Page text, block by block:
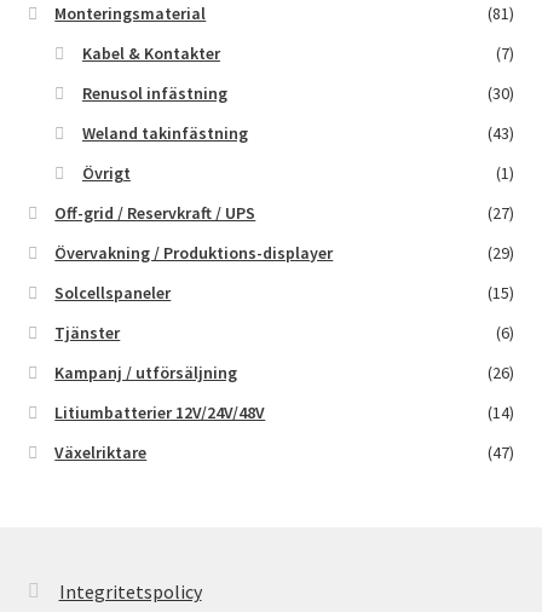
Monteringsmaterial
(81)
Kabel & Kontakter
(7)
Renusol infästning
(30)
Weland takinfästning
(43)
Övrigt
(1)
Off-grid / Reservkraft / UPS
(27)
Övervakning / Produktions-displayer
(29)
Solcellspaneler
(15)
Tjänster
(6)
Kampanj / utförsäljning
(26)
Litiumbatterier 12V/24V/48V
(14)
Växelriktare
(47)
Integritetspolicy